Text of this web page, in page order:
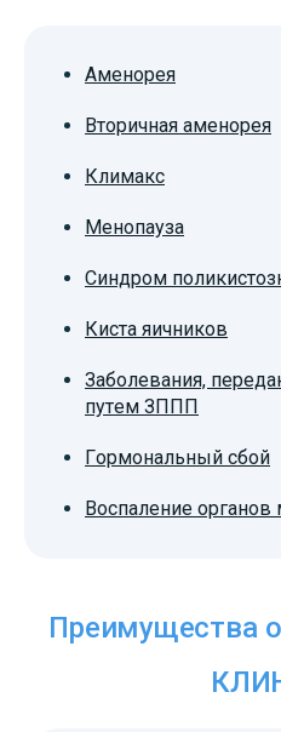
Аменорея
Вторичная аменорея
Климакс
Менопауза
Синдром
Киста яичников
Заболевания,
путем ЗППП
Гормональный сбой
Воспаление органов
Преимущества